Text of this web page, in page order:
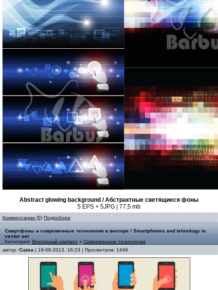
Abstract glowing background / Абстрактные светящиеся фоны
5 EPS + 5JPG | 77,5 mb
Комментарии (0) Подробнее
Смартфоны и современные технологии в векторе / Smartphones and tehnology in
vector set
Категория: Векторный клипарт » Современные технологии
автор: Cuzea | 19-06-2013, 16:23 | Просмотров: 1449